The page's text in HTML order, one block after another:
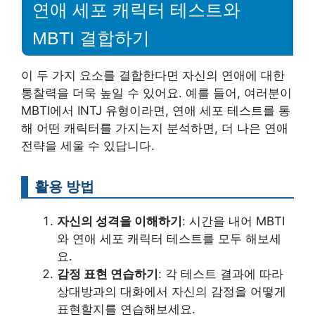
연애 세포 캐릭터 테스트와
MBTI 결합하기
이 두 가지 요소를 결합한다면 자신의 연애에 대한
통찰력을 더욱 높일 수 있어요. 예를 들어, 여러분이
MBTI에서 INTJ 유형이라면, 연애 세포 테스트를 통
해 어떤 캐릭터를 가지는지 분석하면, 더 나은 연애
전략을 세울 수 있답니다.
활용 방법
자신의 성격을 이해하기 : 시간을 내어 MBTI
와 연애 세포 캐릭터 테스트를 모두 해보세
요.
감정 표현 연습하기 : 각 테스트 결과에 따라
상대방과의 대화에서 자신의 감정을 어떻게
표현할지를 연습해보세요.